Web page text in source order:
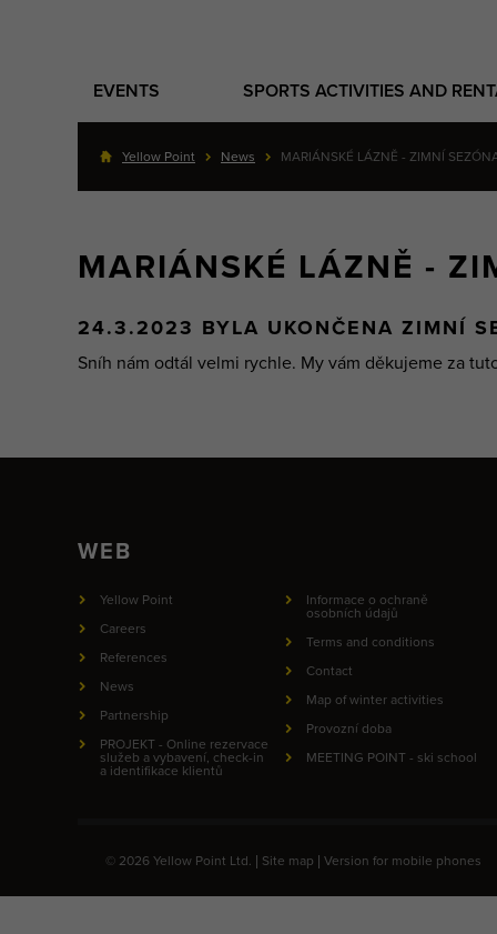
EVENTS SPORTS ACTIVITIES AND
Yellow Point News MARIÁNSKÉ LÁZNĚ - ZIMNÍ
MARIÁNSKÉ LÁZNĚ -
24.3.2023 BYLA UKONČENA ZIMNÍ
Sníh nám odtál velmi rychle. My vám děkujeme za
WEB
Yellow Point
Careers
References
News
Partnership
PROJEKT - Online rezervace
služeb a vybavení, check-in
a identifikace klientů
Informace o ochraně
osobních údajů
Terms and conditions
Contact
Map of winter activities
Provozní doba
MEETING POINT - ski school
© 2026 Yellow Point Ltd. | Site map Version for mobile phones